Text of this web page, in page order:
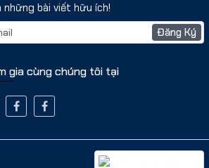
những bài viết hữu ích!
Đăng Ký
gia cùng chúng tôi tại